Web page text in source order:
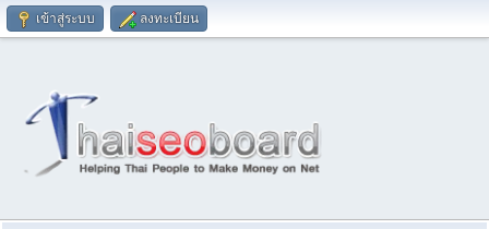
เข้าสู่ระบบ ลงทะเบียน